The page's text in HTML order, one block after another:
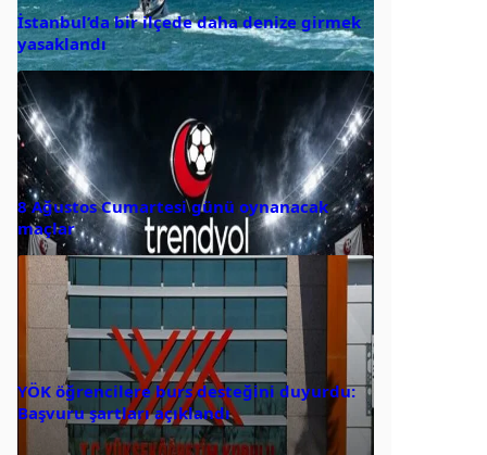
İstanbul’da bir ilçede daha denize girmek
yasaklandı
8 Ağustos Cumartesi günü oynanacak
maçlar
YÖK öğrencilere burs desteğini duyurdu:
Başvuru şartları açıklandı